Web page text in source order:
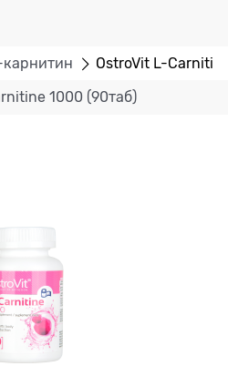
карнитин OstroVit L-
1000 (90таб)